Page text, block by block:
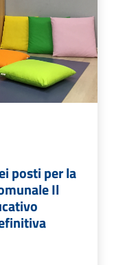
posti per la
Il